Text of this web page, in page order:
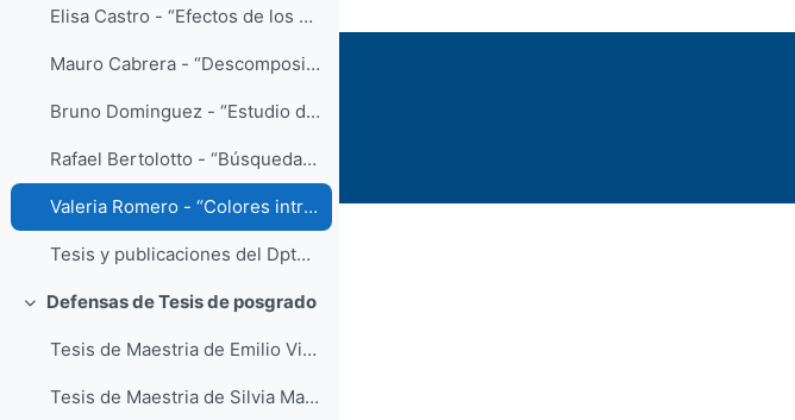
Elisa Castro - “Efectos de los vientos de disco en la evolución de discos protoplanetarios", Diciembre 2021.
Mauro Cabrera - “Descomposición de Fourier del alabeo en el disco Galáctico trazado por Cefeidas”, Noviembre 2021.
Bruno Dominguez - “Estudio de la producción de estrellas RR Lyrae de edad intermedia por evolución binaria", Diciembre 2021.
Rafael Bertolotto - “Búsqueda y caracterización de nuevos grupos estelares móviles y jóvenes en el entorno solar", 2021.
Valeria Romero - “Colores intrínsecos y extinciones de estrellas RR Lyrae", Julio 2021.
Tesis y publicaciones del Dpto de Astronomia
Colapsar
Defensas de Tesis de posgrado
Tesis de Maestria de Emilio Viera, octubre 2023
Tesis de Maestria de Silvia Martino, diciembre 2022